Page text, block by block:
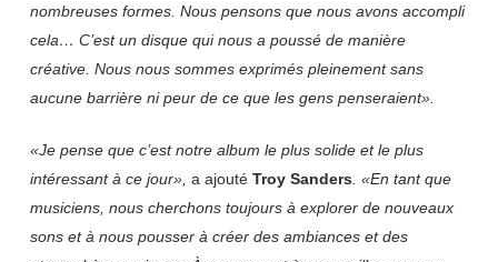
nombreuses formes. Nous pensons que nous avons accompli
cela… C’est un disque qui nous a poussé de manière
créative. Nous nous sommes exprimés pleinement sans
aucune barrière ni peur de ce que les gens penseraient».
«Je pense que c’est notre album le plus solide et le plus
intéressant à ce jour», a ajouté Troy Sanders . «En tant que
musiciens, nous cherchons toujours à explorer de nouveaux
sons et à nous pousser à créer des ambiances et des